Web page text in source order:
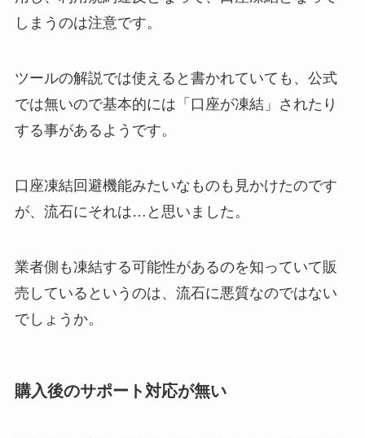
しまうのは注意です。
ツールの解説では使えると書かれていても、公式
では無いので基本的には「口座が凍結」されたり
する事があるようです。
口座凍結回避機能みたいなものも見かけたのです
が、流石にそれは…と思いました。
業者側も凍結する可能性があるのを知っていて販
売しているというのは、流石に悪質なのではない
でしょうか。
購入後のサポート対応が無い